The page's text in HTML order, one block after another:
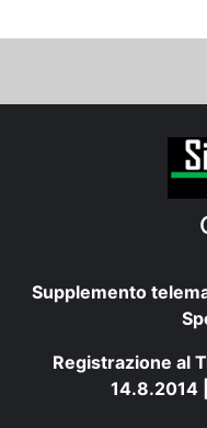
Supplemento
Registrazione al
14.8.2014